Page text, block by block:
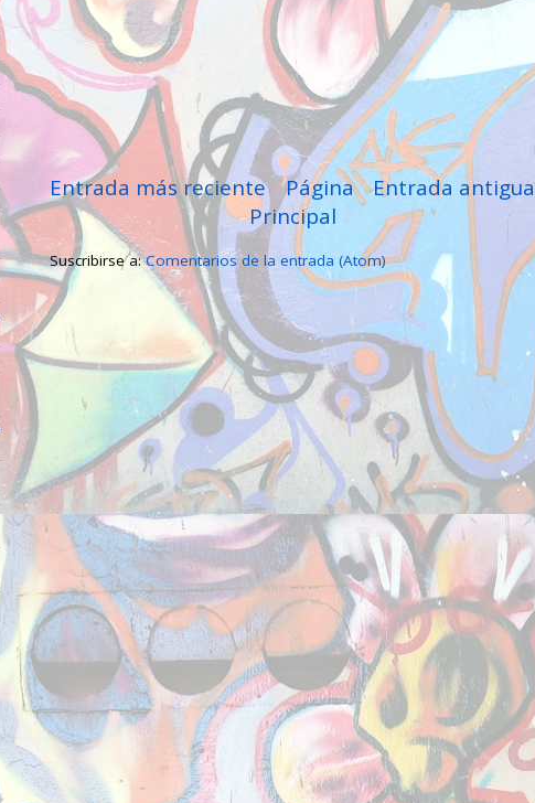
Entrada más reciente Entrada antigua
Página
Principal
Suscribirse a:Comentarios de la entrada (Atom)